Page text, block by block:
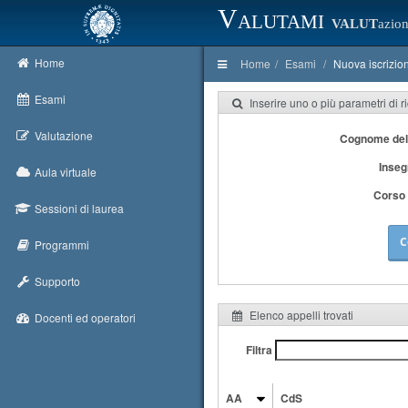
Valutami VALUT
Home
Esami
Valutazione
Aula virtuale
Sessioni di laurea
Programmi
Supporto
Docenti ed operatori
Home Esami Nuova
Inserire uno o più parametri di
Cognome
Corso
Elenco appelli trovati
Filtra
AA CdS